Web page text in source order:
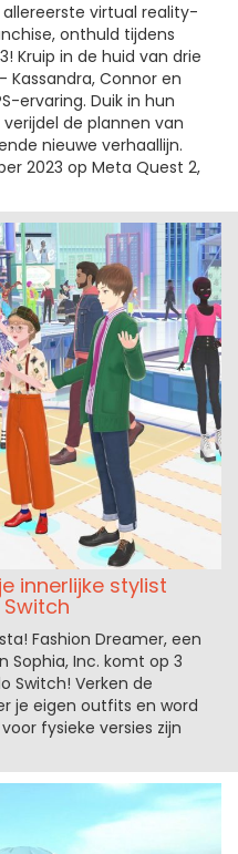
allereerste virtual reality-
onthuld tijdens
Kruip in de huid van drie
Connor en
ervaring. Duik in hun
de plannen van
nieuwe verhaallijn.
2023 op Meta Quest 2,
innerlijke stylist
Fashion Dreamer, een
Sophia, Inc. komt op 3
Switch! Verken de
je eigen outfits en word
fysieke versies zijn